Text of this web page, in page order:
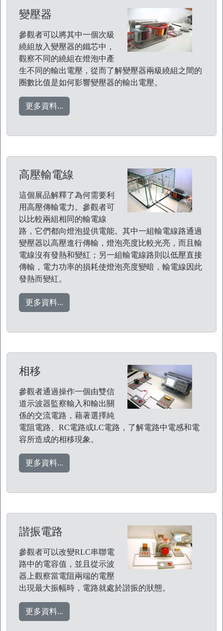
變壓器
參觀者可以將其中一個次級
繞組放入變壓器的鐵芯中，
觀察不同的繞組在燈泡中產
生不同的輸出電壓，從而了解變壓器兩級繞組之間的
圈數比值是如何影響變壓器的輸出電壓。
更多資料...
高壓輸電線
這個展品解釋了為何需要利
用高壓傳輸電力。參觀者可
以比較兩組相同的輸電線
路，它們都向燈泡提供電能。其中一組輸電線路通過
變壓器以高壓進行傳輸，燈泡亮度比較光亮，而且輸
電線沒有發熱和變紅；另一組輸電線路則以低壓直接
傳輸，電力功率的損耗使燈泡亮度變暗，輸電線因此
發熱而變紅。
更多資料...
相移
參觀者通過操作一個由雙信
道示波器監察輸入和輸出關
係的交流電路，藉著選擇純
電阻電路、RC電路或LC電路，了解電路中電感和電
容所造成的相移現象。
更多資料...
諧振電路
參觀者可以改變RLC串聯電
路中的電容值，並且從示波
器上觀察當電阻兩端的電壓
出現最大振幅時，電路就處於諧振的狀態。
更多資料...